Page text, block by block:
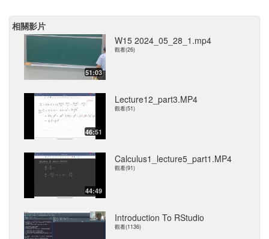
相關影片
51:03
W15 2024_05_28_1.mp4
觀看(26)
46:51
Lecture12_part3.MP4
觀看(51)
44:49
Calculus1_lecture5_part1.MP4
觀看(91)
Introduction To RStudio
觀看(1136)